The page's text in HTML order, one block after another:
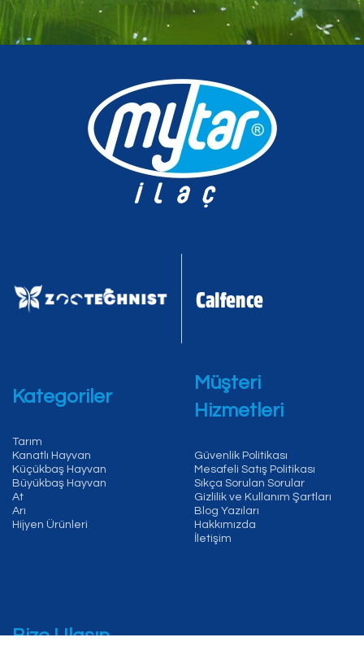
Kategoriler
Tarım
Kanatlı Hayvan
Küçükbaş Hayvan
Büyükbaş Hayvan
At
Arı
Hijyen Ürünleri
Müşteri
Hizmetleri
Güvenlik Politikası
Mesafeli Satış Politikası
Sıkça Sorulan Sorular
Gizlilik ve Kullanım Şartları
Blog Yazıları
Hakkımızda
İletişim
Bize Ulaşın